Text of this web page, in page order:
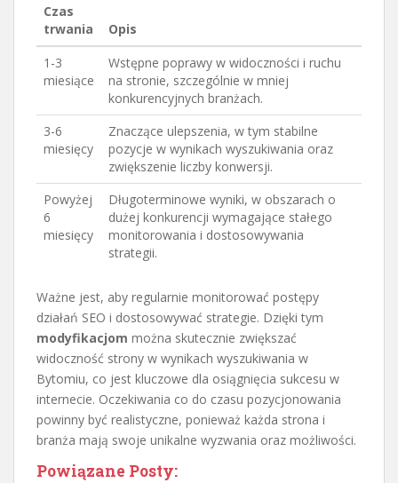
Czas
trwania
Opis
1-3
miesiące
Wstępne poprawy w widoczności i ruchu
na stronie, szczególnie w mniej
konkurencyjnych branżach.
3-6
miesięcy
Znaczące ulepszenia, w tym stabilne
pozycje w wynikach wyszukiwania oraz
zwiększenie liczby konwersji.
Powyżej
6
miesięcy
Długoterminowe wyniki, w obszarach o
dużej konkurencji wymagające stałego
monitorowania i dostosowywania
strategii.
Ważne jest, aby regularnie monitorować postępy
działań SEO i dostosowywać strategie. Dzięki tym
modyfikacjom można skutecznie zwiększać
widoczność strony w wynikach wyszukiwania w
Bytomiu, co jest kluczowe dla osiągnięcia sukcesu w
internecie. Oczekiwania co do czasu pozycjonowania
powinny być realistyczne, ponieważ każda strona i
branża mają swoje unikalne wyzwania oraz możliwości.
Powiązane Posty: